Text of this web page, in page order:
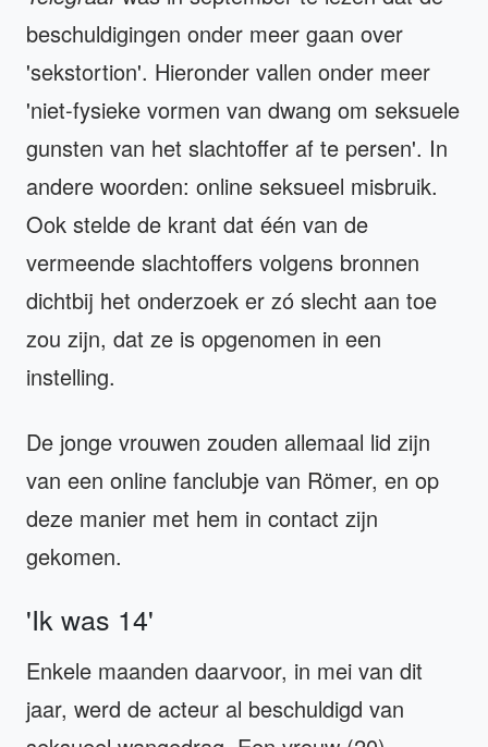
beschuldigingen onder meer gaan over
'sekstortion'. Hieronder vallen onder meer
'niet-fysieke vormen van dwang om seksuele
gunsten van het slachtoffer af te persen'. In
andere woorden: online seksueel misbruik.
Ook stelde de krant dat één van de
vermeende slachtoffers volgens bronnen
dichtbij het onderzoek er zó slecht aan toe
zou zijn, dat ze is opgenomen in een
instelling.
De jonge vrouwen zouden allemaal lid zijn
van een online fanclubje van Römer, en op
deze manier met hem in contact zijn
gekomen.
'Ik was 14'
Enkele maanden daarvoor, in mei van dit
jaar, werd de acteur al beschuldigd van